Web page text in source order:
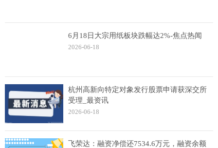
6月18日大宗用纸板块跌幅达2%-焦点热闻
2026-06-18
杭州高新向特定对象发行股票申请获深交所
受理_最资讯
2026-06-18
飞荣达：融资净偿还7534.6万元，融资余额